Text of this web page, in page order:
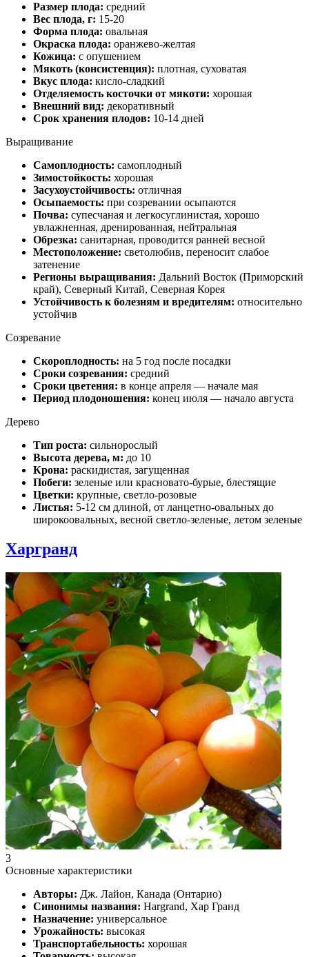
Размер плода: средний
Вес плода, г: 15-20
Форма плода: овальная
Окраска плода: оранжево-желтая
Кожица: с опушением
Мякоть (консистенция): плотная, суховатая
Вкус плода: кисло-сладкий
Отделяемость косточки от мякоти: хорошая
Внешний вид: декоративный
Срок хранения плодов: 10-14 дней
Выращивание
Самоплодность: самоплодный
Зимостойкость: хорошая
Засухоустойчивость: отличная
Осыпаемость: при созревании осыпаются
Почва: супесчаная и легкосуглинистая, хорошо
увлажненная, дренированная, нейтральная
Обрезка: санитарная, проводится ранней весной
Местоположение: светолюбив, переносит слабое
затенение
Регионы выращивания: Дальний Восток (Приморский
край), Северный Китай, Северная Корея
Устойчивость к болезням и вредителям: относительно
устойчив
Созревание
Скороплодность: на 5 год после посадки
Сроки созревания: средний
Сроки цветения: в конце апреля — начале мая
Период плодоношения: конец июля — начало августа
Дерево
Тип роста: сильнорослый
Высота дерева, м: до 10
Крона: раскидистая, загущенная
Побеги: зеленые или красновато-бурые, блестящие
Цветки: крупные, светло-розовые
Листья: 5-12 см длиной, от ланцетно-овальных до
широкоовальных, весной светло-зеленые, летом зеленые
Харгранд
3
Основные характеристики
Авторы: Дж. Лайон, Канада (Онтарио)
Синонимы названия: Hargrand, Хар Гранд
Назначение: универсальное
Урожайность: высокая
Транспортабельность: хорошая